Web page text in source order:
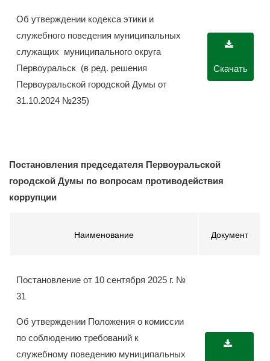
Об утверждении кодекса этики и
служебного поведения муниципальных
служащих муниципального округа
Первоуральск (в ред. решения
Первоуральской городской Думы от
31.10.2024 №235)
Скачать
Постановления председателя Первоуральской
городской Думы по вопросам противодействия
коррупции
Наименование Документ
Постановление от 10 сентября 2025 г. №
31
Об утверждении Положения о комиссии
по соблюдению требований к
служебному поведению муниципальных